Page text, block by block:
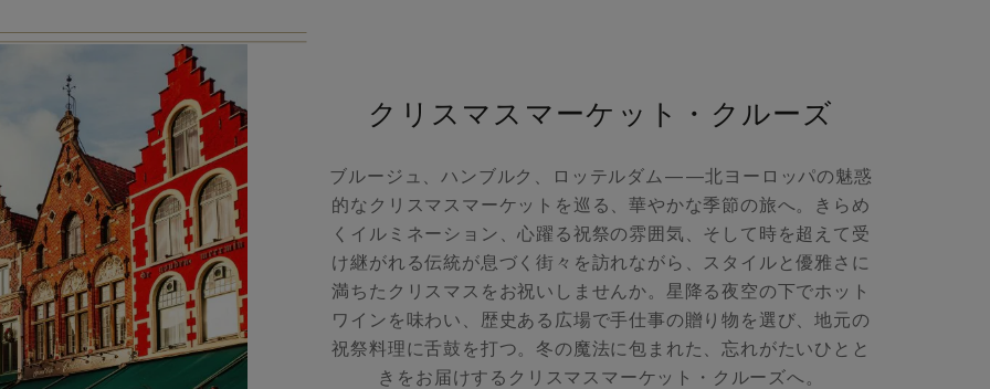
クリスマスマーケット・クルーズ
ブルージュ、ハンブルク、ロッテルダム——北ヨーロッパの魅惑
的なクリスマスマーケットを巡る、華やかな季節の旅へ。きらめ
くイルミネーション、心躍る祝祭の雰囲気、そして時を超えて受
け継がれる伝統が息づく街々を訪れながら、スタイルと優雅さに
満ちたクリスマスをお祝いしませんか。星降る夜空の下でホット
ワインを味わい、歴史ある広場で手仕事の贈り物を選び、地元の
祝祭料理に舌鼓を打つ。冬の魔法に包まれた、忘れがたいひとと
きをお届けするクリスマスマーケット・クルーズへ。